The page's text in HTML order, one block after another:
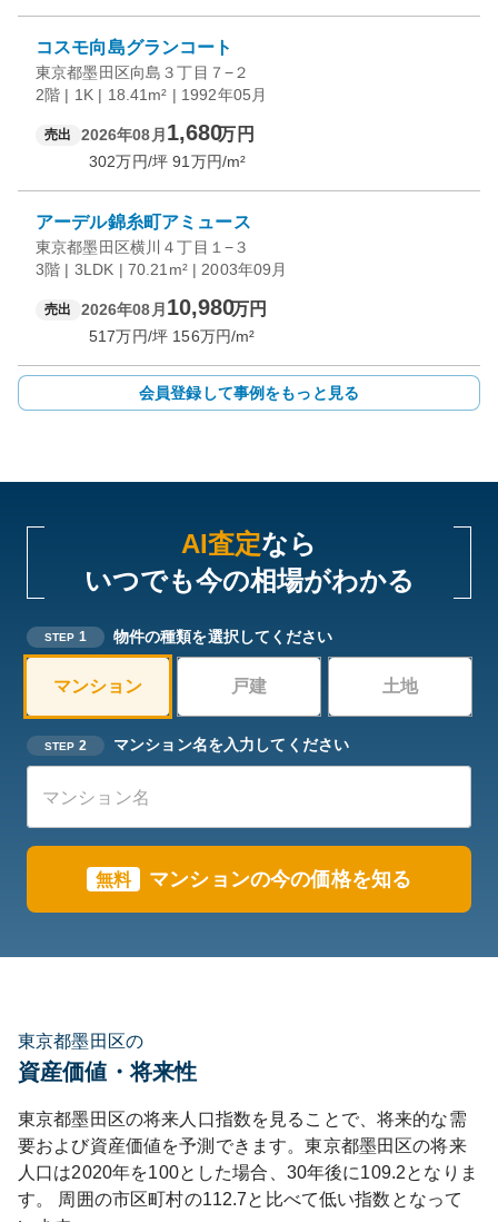
コスモ向島グランコート
東京都墨田区向島３丁目７−２
2階 | 1K | 18.41m² | 1992年05月
売出 2026年08月 1,680万円
302万円/坪 91 万円/m²
アーデル錦糸町アミュース
東京都墨田区横川４丁目１−３
3階 | 3LDK | 70.21m² | 2003年09月
売出 2026年08月 10,980万円
517万円/坪 156万円/m²
会員登録して事例をもっと見る
AI査定なら
いつでも今の相場がわかる
STEP 1 物件の種類を選択してください
マンション 戸建 土地
STEP 2 マンション名を入力してください
無料 マンションの今の価格を知る
東京都墨田区の
資産価値・将来性
東京都墨田区の将来人口指数を見ることで、将来的な需
要および資産価値を予測できます。東京都墨田区の将来
人口は2020年を100とした場合、30年後に109.2となりま
す。
周囲の市区町村の112.7と比べて低い指数となって